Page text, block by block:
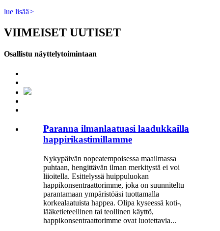
lue lisää>
VIIMEISET UUTISET
Osallistu näyttelytoimintaan
Paranna ilmanlaatuasi laadukkailla
happirikastimillamme
Nykypäivän nopeatempoisessa maailmassa
puhtaan, hengittävän ilman merkitystä ei voi
liioitella. Esittelyssä huippuluokan
happikonsentraattorimme, joka on suunniteltu
parantamaan ympäristöäsi tuottamalla
korkealaatuista happea. Olipa kyseessä koti-,
lääketieteellinen tai teollinen käyttö,
happikonsentraattorimme ovat luotettavia...